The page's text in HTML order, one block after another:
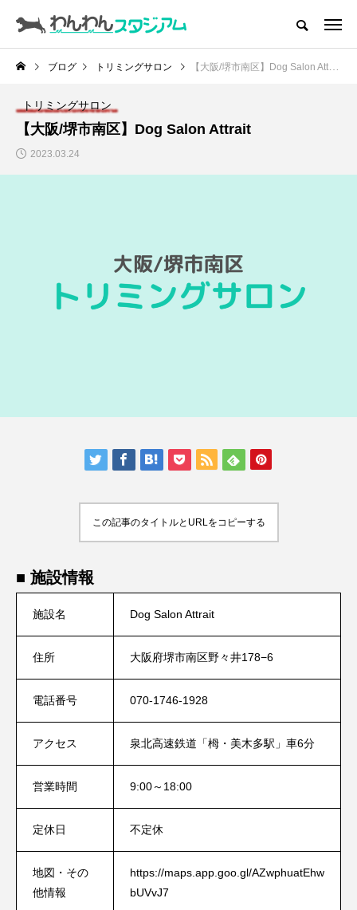
CATEGORY
ドッグラン
ドッグカフェ
愛犬とおでかけ (公園･施設etc)
愛犬と旅行
ブログ トリミングサロン 【大阪/堺市南区】Dog Salon Attrait
トリミングサロン
【大阪/堺市南区】Dog Salon Attrait
2023.03.24
この記事のタイトルとURLをコピーする
■ 施設情報
施設名 Dog Salon Attrait
住所 大阪府堺市南区野々井178−6
電話番号 070-1746-1928
アクセス 泉北高速鉄道「栂・美木多駅」車6分
営業時間 9:00～18:00
定休日 不定休
地図・その
他情報
https://maps.app.goo.gl/AZwphuatEhw
bUVvJ7